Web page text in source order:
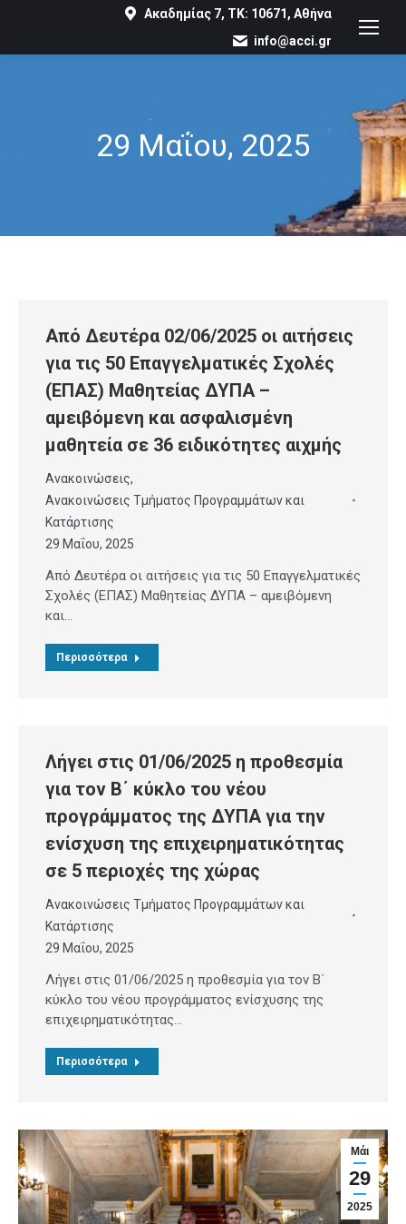
Ακαδημίας 7, ΤΚ: 10671, Αθήνα
info@acci.gr
29 Μαΐου, 2025
You are here:
Από Δευτέρα 02/06/2025 οι αιτήσεις
για τις 50 Επαγγελματικές Σχολές
(ΕΠΑΣ) Μαθητείας ΔΥΠΑ –
αμειβόμενη και ασφαλισμένη
μαθητεία σε 36 ειδικότητες αιχμής
Ανακοινώσεις,
Ανακοινώσεις Τμήματος Προγραμμάτων και
Κατάρτισης
29 Μαΐου, 2025
Από Δευτέρα οι αιτήσεις για τις 50 Επαγγελματικές
Σχολές (ΕΠΑΣ) Μαθητείας ΔΥΠΑ – αμειβόμενη
και…
Περισσότερα
Λήγει στις 01/06/2025 η προθεσμία
για τον B΄ κύκλο του νέου
προγράμματος της ΔΥΠΑ για την
ενίσχυση της επιχειρηματικότητας
σε 5 περιοχές της χώρας
Ανακοινώσεις Τμήματος Προγραμμάτων και
Κατάρτισης
29 Μαΐου, 2025
Λήγει στις 01/06/2025 η προθεσμία για τον B΄
κύκλο του νέου προγράμματος ενίσχυσης της
επιχειρηματικότητας…
Περισσότερα
Μάι
29
2025